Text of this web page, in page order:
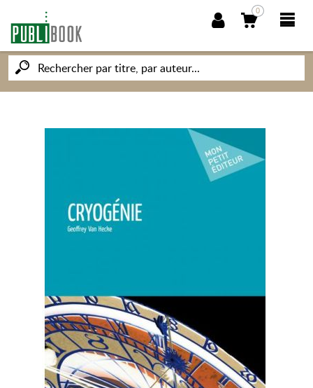
0
NOUVEAUTÉS
PUBLIBOOK
SOCIÉTÉ DES ÉCRIVAINS
CONNAISSANCES ET SAVOIRS
MON PETIT ÉDITEUR